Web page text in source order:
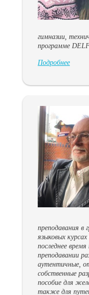
гимназии,
программе
Подробнее
преподавания в
языковых
последнее
преподавании
аутентичные,
собственные
пособие для
также для